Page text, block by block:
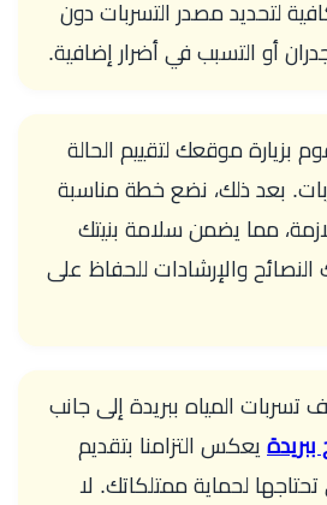
لتحديد مصدر التسربات دون
أو التسبب في أضرار إضافية.
بزيارة موقعك لتقييم الحالة
بعد ذلك، نضع خطة مناسبة
مما يضمن سلامة بنيتك
النصائح والإرشادات للحفاظ على
المياه ببريدة إلى جانب
يعكس التزامنا بتقديم
تحتاجها لحماية ممتلكاتك. لا